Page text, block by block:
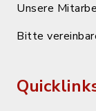
Unsere
Bitte